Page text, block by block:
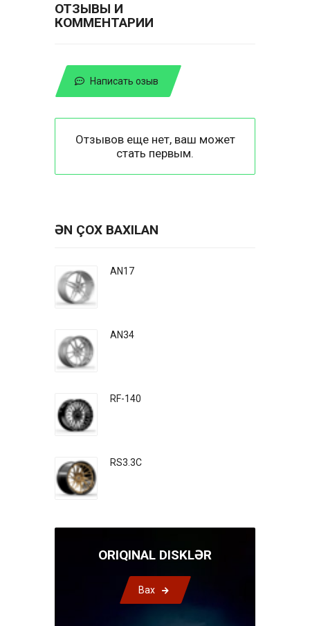
ОТЗЫВЫ И
КОММЕНТАРИИ
Написать озыв
Отзывов еще нет, ваш может
стать первым.
ƏN ÇOX BAXILAN
AN17
AN34
RF-140
RS3.3C
ORIQINAL DISKLƏR
Bax